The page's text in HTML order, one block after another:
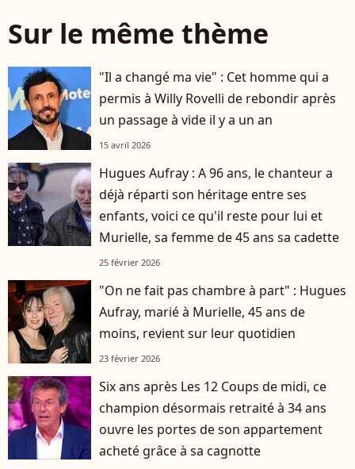
Sur le même thème
"Il a changé ma vie" : Cet homme qui a
permis à Willy Rovelli de rebondir après
un passage à vide il y a un an
15 avril 2026
Hugues Aufray : A 96 ans, le chanteur a
déjà réparti son héritage entre ses
enfants, voici ce qu'il reste pour lui et
Murielle, sa femme de 45 ans sa cadette
25 février 2026
"On ne fait pas chambre à part" : Hugues
Aufray, marié à Murielle, 45 ans de
moins, revient sur leur quotidien
23 février 2026
Six ans après Les 12 Coups de midi, ce
champion désormais retraité à 34 ans
ouvre les portes de son appartement
acheté grâce à sa cagnotte